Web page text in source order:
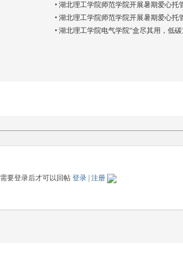
• 湖北理工学院师范学院开展暑期爱心托
• 湖北理工学院师范学院开展暑期爱心托
• 湖北理工学院电气学院“盒尽其用，低
要登录后才可以回帖 登录 注册